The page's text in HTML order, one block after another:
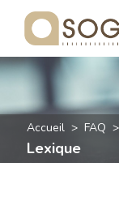
Accueil FAQ
Lexique